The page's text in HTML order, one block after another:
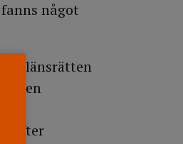
något
till länsrätten